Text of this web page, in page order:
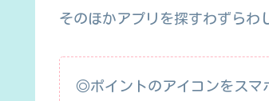
そのほかアプリを探すわずらわ
◎ポイントのアイコンをスマ